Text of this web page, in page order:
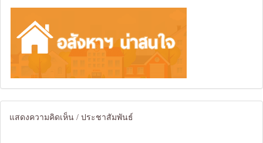
แสดงความคิดเห็น / ประชาสัมพันธ์